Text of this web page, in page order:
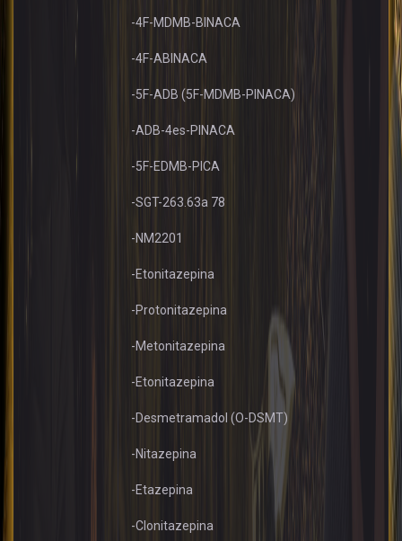
-4F-MDMB-BINACA
-4F-ABINACA
-5F-ADB (5F-MDMB-PINACA)
-ADB-4es-PINACA
-5F-EDMB-PICA
-SGT-263.63a 78
-NM2201
-Etonitazepina
-Protonitazepina
-Metonitazepina
-Etonitazepina
-Desmetramadol (O-DSMT)
-Nitazepina
-Etazepina
-Clonitazepina